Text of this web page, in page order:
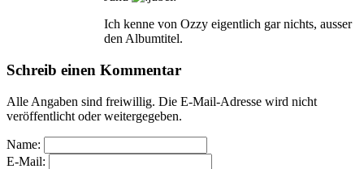
Ich kenne von Ozzy eigentlich gar nichts, ausser
den Albumtitel.
Schreib einen Kommentar
Alle Angaben sind freiwillig. Die E-Mail-Adresse wird nicht
veröffentlicht oder weitergegeben.
Name:
E-Mail: